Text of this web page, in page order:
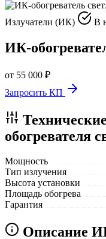
Излучатели (ИК) В
ИК-
от 55 000 ₽
Запросить КП
обогревателя
Мощность
Тип излучения
Высота установки
Площадь обогрева
Гарантия
Описание